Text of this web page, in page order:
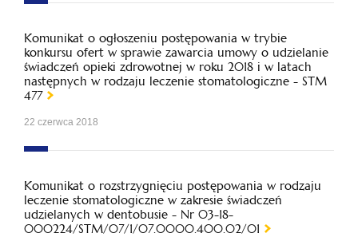
Komunikat o ogłoszeniu postępowania w trybie
konkursu ofert w sprawie zawarcia umowy o udzielanie
świadczeń opieki zdrowotnej w roku 2018 i w latach
następnych w rodzaju leczenie stomatologiczne - STM
477
22 czerwca 2018
Komunikat o rozstrzygnięciu postępowania w rodzaju
leczenie stomatologiczne w zakresie świadczeń
udzielanych w dentobusie - Nr 03-18-
000224/STM/07/1/07.0000.400.02/01